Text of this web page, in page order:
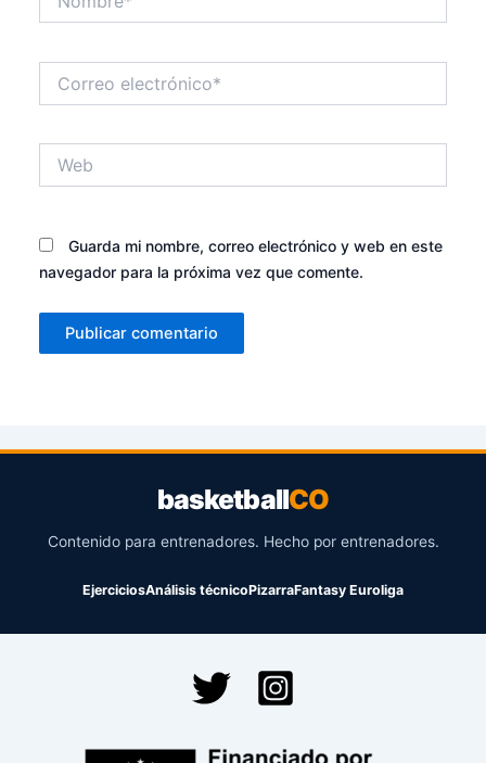
electrónico*
Guarda mi nombre, correo electrónico y web en este
navegador para la próxima vez que comente.
basketballCO
Contenido para entrenadores. Hecho por entrenadores.
EjerciciosAnálisis técnicoPizarraFantasy Euroliga